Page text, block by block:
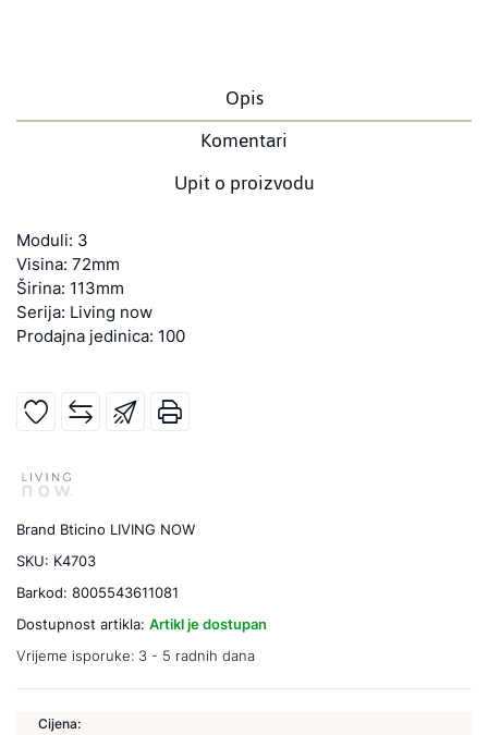
Opis
Komentari
Upit o proizvodu
Moduli: 3
Visina: 72mm
Širina: 113mm
Serija: Living now
Prodajna jedinica: 100
Brand Bticino LIVING NOW
SKU: K4703
Barkod: 8005543611081
Dostupnost artikla: Artikl je dostupan
Vrijeme isporuke: 3 - 5 radnih dana
Cijena: